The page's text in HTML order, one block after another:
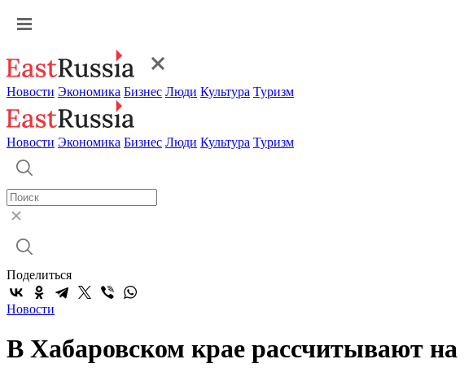
Новости Экономика Бизнес Люди Культура Туризм
Новости Экономика Бизнес Люди Культура Туризм
Поделиться
Новости
В Хабаровском крае рассчитывают